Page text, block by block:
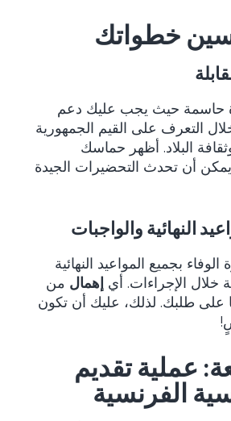
خطواتك
حاسمة حيث يجب عليك دعم
التعرف على القيم الجمهورية
البلاد. أظهر حماسك
أن تحدث التحضيرات الجيدة
الوفاء بجميع المواعيد النهائية
خلال الإجراءات. أي إهمال من
على طلبك. لذلك، عليك أن تكون
عملية تقديم
الفرنسية